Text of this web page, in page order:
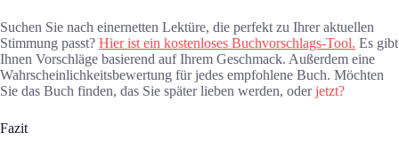
Suchen Sie nach einernetten Lektüre, die perfekt zu Ihrer aktuellen
Stimmung passt? Hier ist ein kostenloses Buchvorschlags-Tool. Es gibt
Ihnen Vorschläge basierend auf Ihrem Geschmack. Außerdem eine
Wahrscheinlichkeitsbewertung für jedes empfohlene Buch. Möchten
Sie das Buch finden, das Sie später lieben werden, oderjetzt?
Fazit